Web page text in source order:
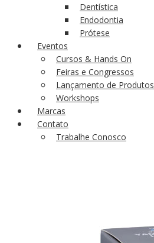
Dentística
Endodontia
Prótese
Eventos
Cursos & Hands On
Feiras e Congressos
Lançamento de Produtos
Workshops
Marcas
Contato
Trabalhe Conosco